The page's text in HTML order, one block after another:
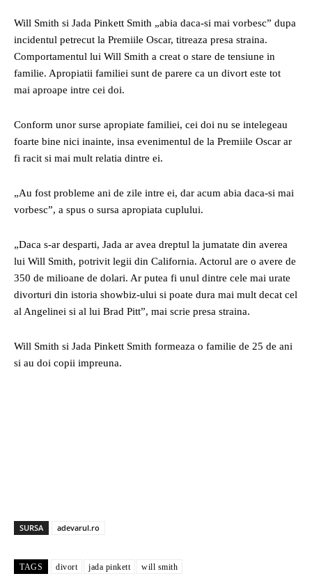
Will Smith si Jada Pinkett Smith „abia daca-si mai vorbesc” dupa
incidentul petrecut la Premiile Oscar, titreaza presa straina.
Comportamentul lui Will Smith a creat o stare de tensiune in
familie. Apropiatii familiei sunt de parere ca un divort este tot
mai aproape intre cei doi.
Conform unor surse apropiate familiei, cei doi nu se intelegeau
foarte bine nici inainte, insa evenimentul de la Premiile Oscar ar
fi racit si mai mult relatia dintre ei.
„Au fost probleme ani de zile intre ei, dar acum abia daca-si mai
vorbesc”, a spus o sursa apropiata cuplului.
„Daca s-ar desparti, Jada ar avea dreptul la jumatate din averea
lui Will Smith, potrivit legii din California. Actorul are o avere de
350 de milioane de dolari. Ar putea fi unul dintre cele mai urate
divorturi din istoria showbiz-ului si poate dura mai mult decat cel
al Angelinei si al lui Brad Pitt”, mai scrie presa straina.
Will Smith si Jada Pinkett Smith formeaza o familie de 25 de ani
si au doi copii impreuna.
SURSA adevarul.ro
TAGS divort jada pinkett will smith